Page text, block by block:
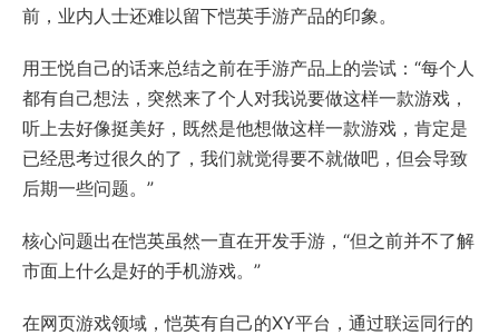
前，业内人士还难以留下恺英手游产品的印象。
用王悦自己的话来总结之前在手游产品上的尝试：“每个人
都有自己想法，突然来了个人对我说要做这样一款游戏，
听上去好像挺美好，既然是他想做这样一款游戏，肯定是
已经思考过很久的了，我们就觉得要不就做吧，但会导致
后期一些问题。”
核心问题出在恺英虽然一直在开发手游，“但之前并不了解
市面上什么是好的手机游戏。”
在网页游戏领域，恺英有自己的XY平台，通过联运同行的